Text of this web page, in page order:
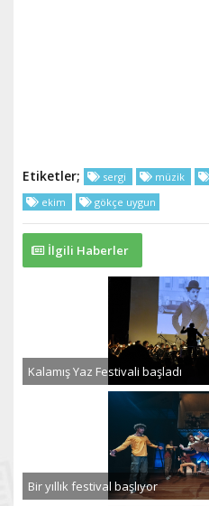
Etiketler; sergi müzik
ekim
gökçe uygun
İlgili Haberler
Kalamış Yaz Festivali başladı
Bir yıllık festival başlıyor